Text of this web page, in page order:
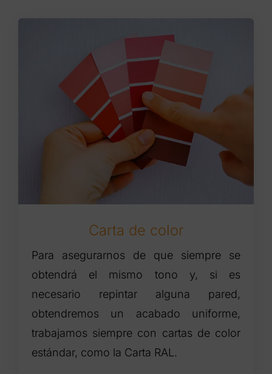
Carta de color
Para asegurarnos de que siempre se
obtendrá el mismo tono y, si es
necesario repintar alguna pared,
obtendremos un acabado uniforme,
trabajamos siempre con cartas de color
estándar, como la Carta RAL.